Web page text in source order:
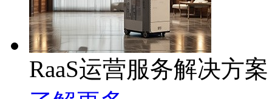
RaaS运营服务解决方案